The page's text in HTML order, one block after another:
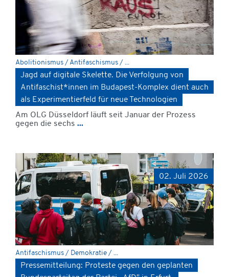
Abolitionismus / Antifaschismus / ...
Jagd auf digitale Skelette. Die Verfolgung von
Antifaschist*innen im Budapest-Komplex dient auch
als Experimentierfeld für neue Technologien
Am OLG Düsseldorf läuft seit Januar der Prozess
gegen die sechs ...
02. Juli 2026
Antifaschismus / Demokratie / ...
Pressemitteilung: Proteste gegen den geplanten